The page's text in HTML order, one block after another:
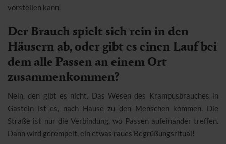
vorstellen kann.
Der Brauch spielt sich rein in den
Häusern ab, oder gibt es einen Lauf bei
dem alle Passen an einem Ort
zusammenkommen?
Nein, den gibt es nicht. Das Wesen des Krampusbrauches in
Gastein ist es, nach Hause zu den Menschen kommen. Die
Straße ist nur die Verbindung, wo Passen aufeinander treffen.
Dann wird gerempelt, ein etwas raues Begrüßungsritual!